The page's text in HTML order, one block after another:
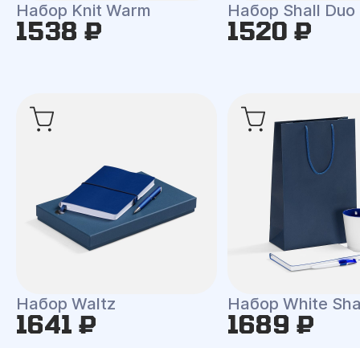
Набор Knit Warm
1538 ₽
Набор Shall Duo
1520 ₽
Набор Waltz
1641 ₽
Набор White
1689 ₽